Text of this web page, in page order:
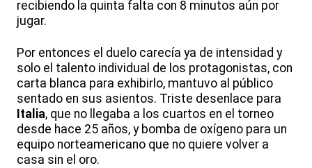
recibiendo la quinta falta con 8 minutos aún por
jugar.
Por entonces el duelo carecía ya de intensidad y
solo el talento individual de los protagonistas, con
carta blanca para exhibirlo, mantuvo al público
sentado en sus asientos. Triste desenlace para
Italia, que no llegaba a los cuartos en el torneo
desde hace 25 años, y bomba de oxígeno para un
equipo norteamericano que no quiere volver a
casa sin el oro.